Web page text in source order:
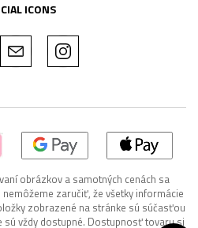
ICONS
obrázkov a samotných cenách sa
zaručiť, že všetky informácie
zobrazené na stránke sú súčasťou
sú vždy dostupné. Dostupnosť tovaru si